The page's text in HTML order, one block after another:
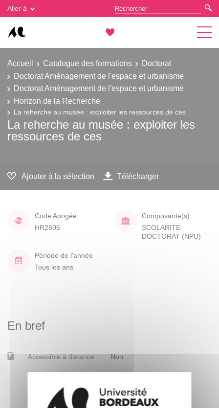
Aller à
Accueil Catalogue des formations
Doctorat
Doctorat Aménagement de l'espace et urbanisme
Doctorat Aménagement de l'espace et urbanisme
Horizon de la Recherche
La reherche au musée : exploiter les ressources de ces
La reherche au musée : exploiter les
ressources de ces
Ajouter à la sélection Télécharger
Code Apogée
HR2606
Composante(s)
SCOLARITE
DOCTORAT (NPU)
Période de l'année
Tous les ans
En bref
Accessible à distance Non
Gestion des cookies